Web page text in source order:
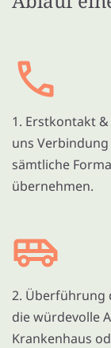
1. Erstkontakt
uns
sämtliche
übernehmen.
2. Überführung
die würdevolle
Krankenhaus